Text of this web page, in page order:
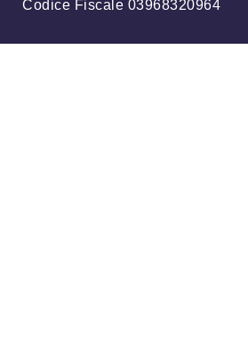
Codice Fiscale 03968320964